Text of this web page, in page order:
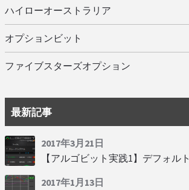
ハイローオーストラリア
オプションビット
ファイブスターズオプション
最新記事
2017年3月21日
【アルゴビット実践1】デフォル
2017年1月13日